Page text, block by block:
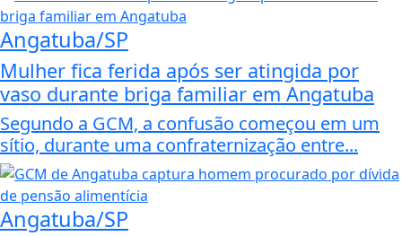
Angatuba/SP
Mulher fica ferida após ser atingida por
vaso durante briga familiar em Angatuba
Segundo a GCM, a confusão começou em um
sítio, durante uma confraternização entre...
Angatuba/SP